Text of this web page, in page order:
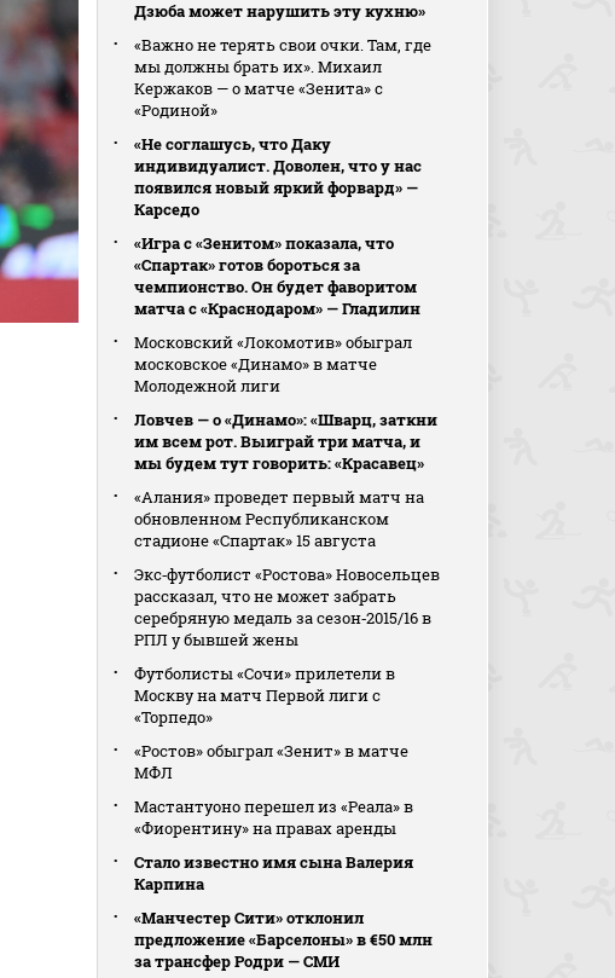
Дзюба может нарушить эту кухню»
«Важно не терять свои очки. Там, где
мы должны брать их». Михаил
Кержаков — о матче «Зенита» с
«Родиной»
«Не соглашусь, что Даку
индивидуалист. Доволен, что у нас
появился новый яркий форвард» —
Карседо
«Игра с «Зенитом» показала, что
«Спартак» готов бороться за
чемпионство. Он будет фаворитом
матча с «Краснодаром» — Гладилин
Московский «Локомотив» обыграл
московское «Динамо» в матче
Молодежной лиги
Ловчев — о «Динамо»: «Шварц, заткни
им всем рот. Выиграй три матча, и
мы будем тут говорить: «Красавец»
«Алания» проведет первый матч на
обновленном Республиканском
стадионе «Спартак» 15 августа
Экс‑футболист «Ростова» Новосельцев
рассказал, что не может забрать
серебряную медаль за сезон‑2015/16 в
РПЛ у бывшей жены
Футболисты «Сочи» прилетели в
Москву на матч Первой лиги с
«Торпедо»
«Ростов» обыграл «Зенит» в матче
МФЛ
Мастантуоно перешел из «Реала» в
«Фиорентину» на правах аренды
Стало известно имя сына Валерия
Карпина
«Манчестер Сити» отклонил
предложение «Барселоны» в €50 млн
за трансфер Родри — СМИ